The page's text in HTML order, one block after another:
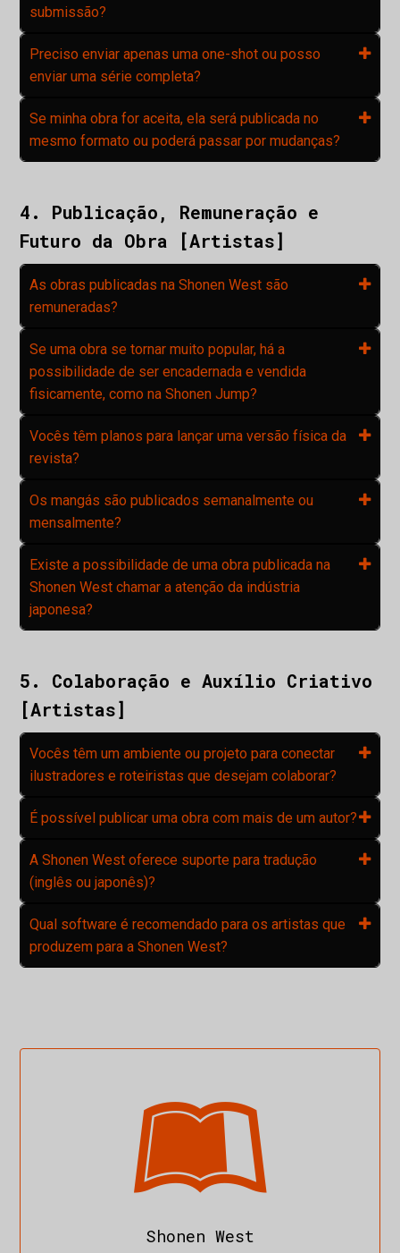
submissão?
Preciso enviar apenas uma one-shot ou posso
enviar uma série completa?
Se minha obra for aceita, ela será publicada no
mesmo formato ou poderá passar por mudanças?
4. Publicação, Remuneração e
Futuro da Obra [Artistas]
As obras publicadas na Shonen West são
remuneradas?
Se uma obra se tornar muito popular, há a
possibilidade de ser encadernada e vendida
fisicamente, como na Shonen Jump?
Vocês têm planos para lançar uma versão física da
revista?
Os mangás são publicados semanalmente ou
mensalmente?
Existe a possibilidade de uma obra publicada na
Shonen West chamar a atenção da indústria
japonesa?
5. Colaboração e Auxílio Criativo
[Artistas]
Vocês têm um ambiente ou projeto para conectar
ilustradores e roteiristas que desejam colaborar?
É possível publicar uma obra com mais de um autor?
A Shonen West oferece suporte para tradução
(inglês ou japonês)?
Qual software é recomendado para os artistas que
produzem para a Shonen West?
Shonen West